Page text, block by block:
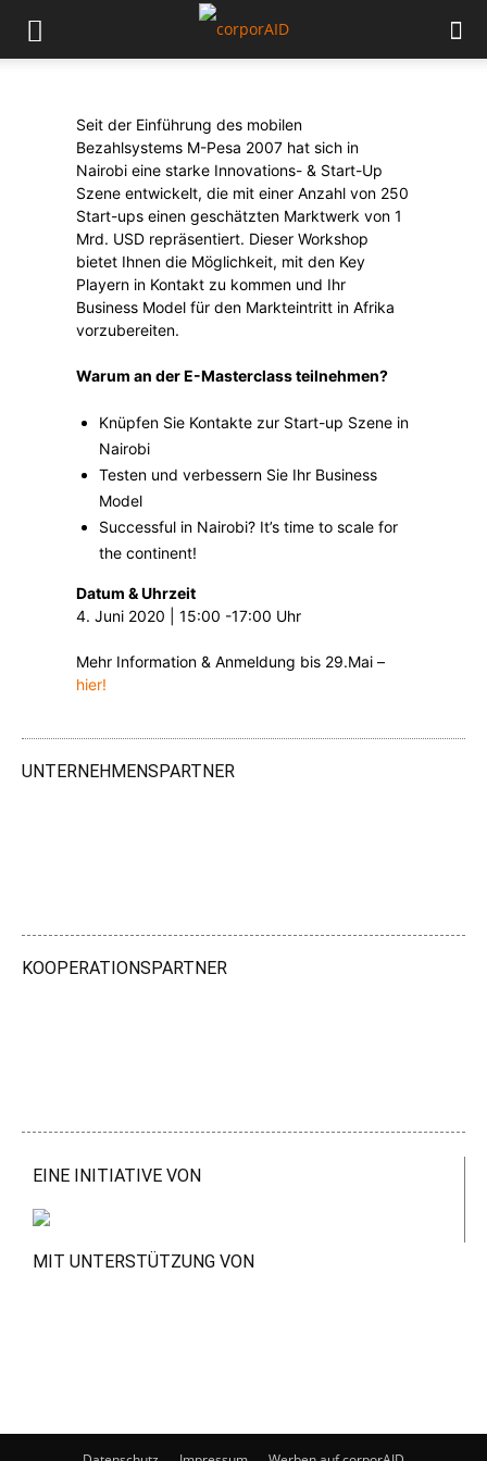
Seit der Einführung des mobilen
Bezahlsystems M-Pesa 2007 hat sich in
Nairobi eine starke Innovations- & Start-Up
Szene entwickelt, die mit einer Anzahl von 250
Start-ups einen geschätzten Marktwerk von 1
Mrd. USD repräsentiert. Dieser Workshop
bietet Ihnen die Möglichkeit, mit den Key
Playern in Kontakt zu kommen und Ihr
Business Model für den Markteintritt in Afrika
vorzubereiten.
Warum an der E-Masterclass teilnehmen?
Knüpfen Sie Kontakte zur Start-up Szene in
Nairobi
Testen und verbessern Sie Ihr Business
Model
Successful in Nairobi? It’s time to scale for
the continent!
Datum & Uhrzeit
4. Juni 2020 | 15:00 -17:00 Uhr
Mehr Information & Anmeldung bis 29.Mai –
hier!
UNTERNEHMENSPARTNER
KOOPERATIONSPARTNER
EINE INITIATIVE VON
MIT UNTERSTÜTZUNG VON